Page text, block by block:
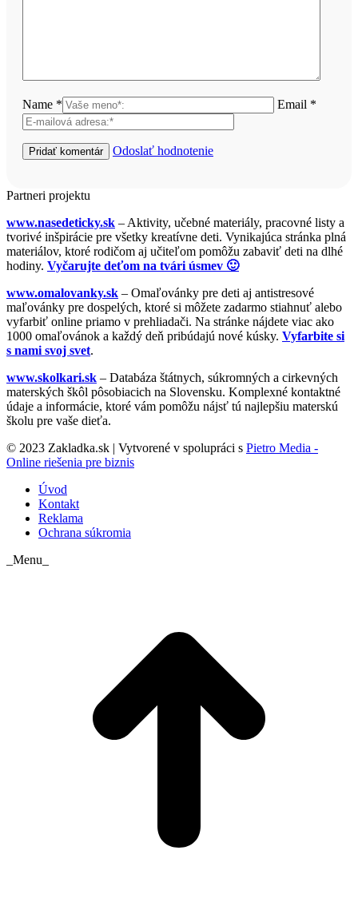
Name * Email *
Odoslať hodnotenie
Partneri projektu
www.nasedeticky.sk – Aktivity, učebné materiály, pracovné listy a
tvorivé inšpirácie pre všetky kreatívne deti. Vynikajúca stránka plná
materiálov, ktoré rodičom aj učiteľom pomôžu zabaviť deti na dlhé
hodiny. Vyčarujte deťom na tvári úsmev 🙂
www.omalovanky.sk – Omaľovánky pre deti aj antistresové
maľovánky pre dospelých, ktoré si môžete zadarmo stiahnuť alebo
vyfarbiť online priamo v prehliadači. Na stránke nájdete viac ako
1000 omaľovánok a každý deň pribúdajú nové kúsky. Vyfarbite si
s nami svoj svet.
www.skolkari.sk – Databáza štátnych, súkromných a cirkevných
materských škôl pôsobiacich na Slovensku. Komplexné kontaktné
údaje a informácie, ktoré vám pomôžu nájsť tú najlepšiu materskú
školu pre vaše dieťa.
© 2023 Zakladka.sk | Vytvorené v spolupráci s Pietro Media -
Online riešenia pre biznis
Úvod
Kontakt
Reklama
Ochrana súkromia
_Menu_